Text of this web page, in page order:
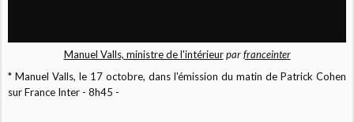
Manuel Valls, ministre de l'intérieur parfranceinter
* Manuel Valls, le 17 octobre, dans l'émission du matin de Patrick Cohen
sur France Inter - 8h45 -